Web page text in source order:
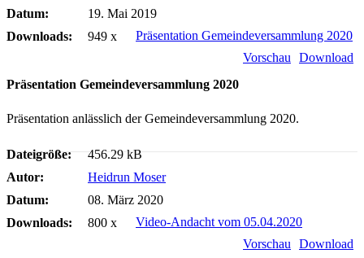
Datum:
19. Mai 2019
Downloads:
949 x
Präsentation Gemeindeversammlung 2020
Download
Vorschau
Präsentation Gemeindeversammlung 2020
Präsentation anlässlich der Gemeindeversammlung 2020.
Dateigröße:
456.29 kB
Autor:
Heidrun Moser
Datum:
08. März 2020
Downloads:
800 x
Video-Andacht vom 05.04.2020
Download
Vorschau